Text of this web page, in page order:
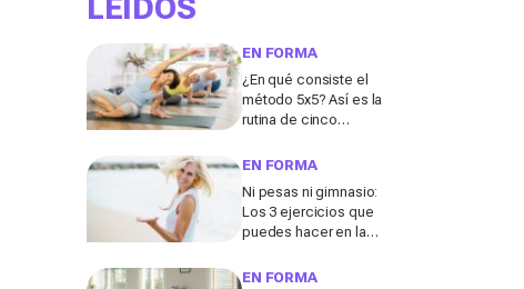
LEÍDOS
EN FORMA
¿En qué consiste el
método 5x5? Así es la
rutina de cinco
fortalecer el abdomen
EN FORMA
Ni pesas ni gimnasio:
Los 3 ejercicios que
puedes hacer en la
brazos después de los
EN FORMA